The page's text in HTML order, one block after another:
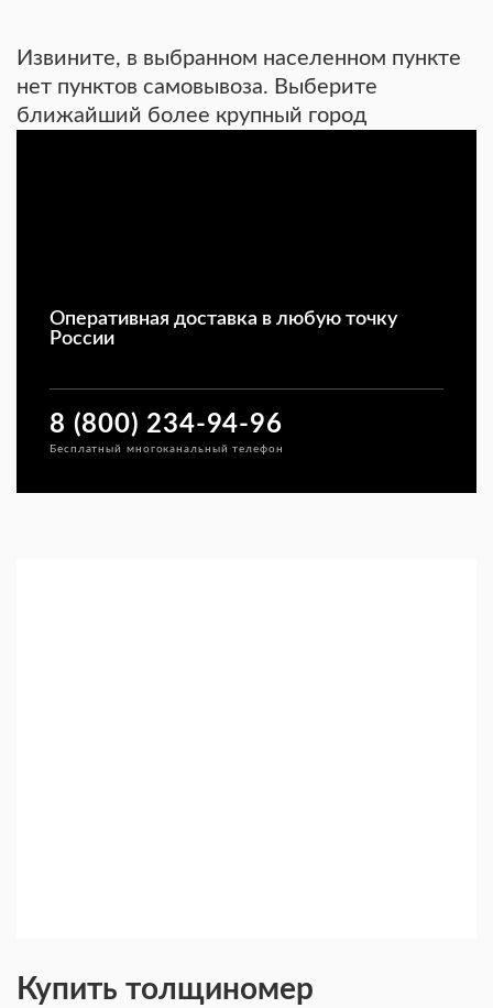
Извините, в выбранном населенном пункте
нет пунктов самовывоза. Выберите
ближайший более крупный город
Оперативная доставка в любую точку
России
8 (800) 234-94-96
Бесплатный многоканальный телефон
Купить толщиномер